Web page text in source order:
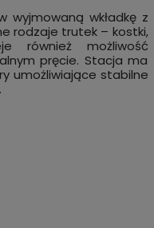
wyjmowaną wkładkę z
rodzaje trutek – kostki,
również możliwość
pręcie. Stacja ma
umożliwiające stabilne